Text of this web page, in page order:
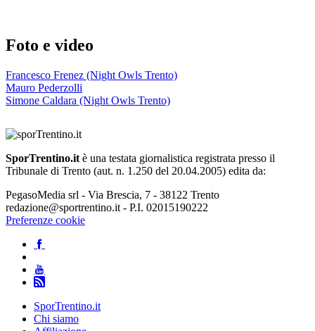
Foto e video
Francesco Frenez (Night Owls Trento)
Mauro Pederzolli
Simone Caldara (Night Owls Trento)
SporTrentino.it è una testata giornalistica registrata presso il
Tribunale di Trento (aut. n. 1.250 del 20.04.2005) edita da:
PegasoMedia srl - Via Brescia, 7 - 38122 Trento
redazione@sportrentino.it - P.I. 02015190222
Preferenze cookie
SporTrentino.it
Chi siamo